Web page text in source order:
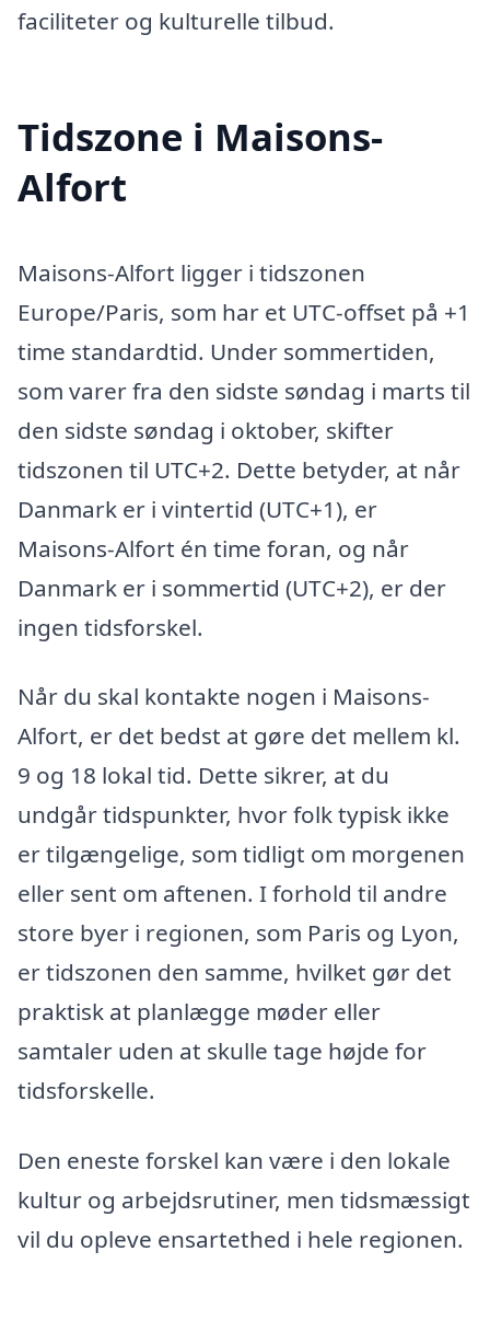
faciliteter og kulturelle tilbud.
Tidszone i Maisons-
Alfort
Maisons-Alfort ligger i tidszonen
Europe/Paris, som har et UTC-offset på +1
time standardtid. Under sommertiden,
som varer fra den sidste søndag i marts til
den sidste søndag i oktober, skifter
tidszonen til UTC+2. Dette betyder, at når
Danmark er i vintertid (UTC+1), er
Maisons-Alfort én time foran, og når
Danmark er i sommertid (UTC+2), er der
ingen tidsforskel.
Når du skal kontakte nogen i Maisons-
Alfort, er det bedst at gøre det mellem kl.
9 og 18 lokal tid. Dette sikrer, at du
undgår tidspunkter, hvor folk typisk ikke
er tilgængelige, som tidligt om morgenen
eller sent om aftenen. I forhold til andre
store byer i regionen, som Paris og Lyon,
er tidszonen den samme, hvilket gør det
praktisk at planlægge møder eller
samtaler uden at skulle tage højde for
tidsforskelle.
Den eneste forskel kan være i den lokale
kultur og arbejdsrutiner, men tidsmæssigt
vil du opleve ensartethed i hele regionen.